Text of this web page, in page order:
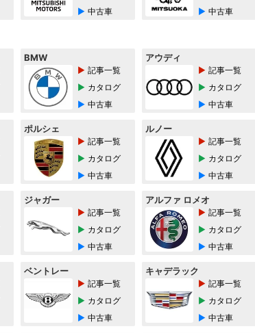
中古車
中古車
BMW
記事一覧
カタログ
中古車
アウディ
記事一覧
カタログ
中古車
ポルシェ
記事一覧
カタログ
中古車
ルノー
記事一覧
カタログ
中古車
ジャガー
記事一覧
カタログ
中古車
アルファ ロメオ
記事一覧
カタログ
中古車
ベントレー
記事一覧
カタログ
中古車
キャデラック
記事一覧
カタログ
中古車